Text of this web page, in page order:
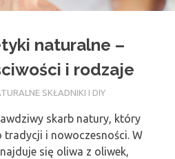
naturalne –
i rodzaje
SKŁADNIKI I DIY
skarb natury, który
tradycji i nowoczesności. W
się oliwa z oliwek,